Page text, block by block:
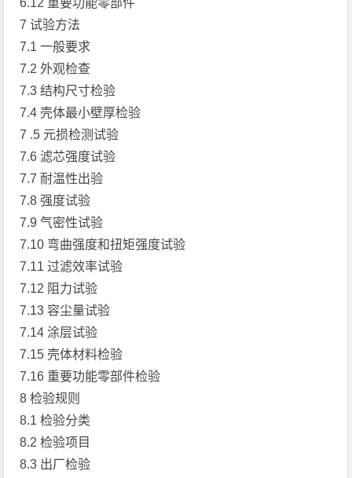
6.12 重要功能零部件
7 试验方法
7.1 一般要求
7.2 外观检查
7.3 结构尺寸检验
7.4 壳体最小壁厚检验
7 .5 元损检测试验
7.6 滤芯强度试验
7.7 耐温性出验
7.8 强度试验
7.9 气密性试验
7.10 弯曲强度和扭矩强度试验
7.11 过滤效率试验
7.12 阻力试验
7.13 容尘量试验
7.14 涂层试验
7.15 壳体材料检验
7.16 重要功能零部件检验
8 检验规则
8.1 检验分类
8.2 检验项目
8.3 出厂检验